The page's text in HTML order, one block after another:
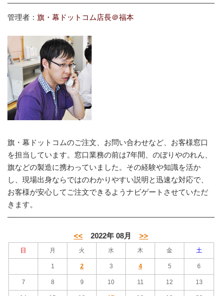
管理者： 旗・幕ドットコム店長＠福本
旗・幕ドットコムのご注文、お問い合わせなど、お客様窓口
を担当しています。窓口業務の前は7年間、のぼりやのれん、
旗などの製造に携わっていました。その経験や知識を活か
し、現場出身ならではのわかりやすい説明と迅速な対応で、
お客様が安心してご注文できるようナビゲートさせていただ
きます。
<< 2022年 08月 >>
日 月 火 水 木 金 土
1 2 3 4 5 6
7 8 9 10 11 12 13